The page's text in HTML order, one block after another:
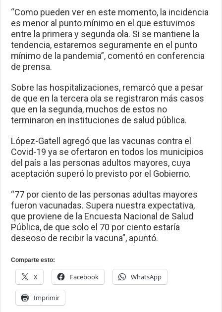
“Como pueden ver en este momento, la incidencia
es menor al punto mínimo en el que estuvimos
entre la primera y segunda ola. Si se mantiene la
tendencia, estaremos seguramente en el punto
mínimo de la pandemia”, comentó en conferencia
de prensa.
Sobre las hospitalizaciones, remarcó que a pesar
de que en la tercera ola se registraron más casos
que en la segunda, muchos de estos no
terminaron en instituciones de salud pública.
López-Gatell agregó que las vacunas contra el
Covid-19 ya se ofertaron en todos los municipios
del país a las personas adultos mayores, cuya
aceptación superó lo previsto por el Gobierno.
“77 por ciento de las personas adultas mayores
fueron vacunadas. Supera nuestra expectativa,
que proviene de la Encuesta Nacional de Salud
Pública, de que solo el 70 por ciento estaría
deseoso de recibir la vacuna”, apuntó.
Comparte esto:
X Facebook WhatsApp
Imprimir